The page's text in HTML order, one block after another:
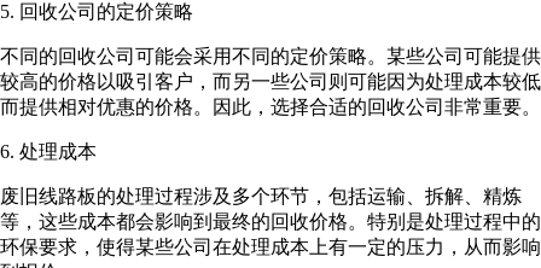
5. 回收公司的定价策略
不同的回收公司可能会采用不同的定价策略。某些公司可能提供
较高的价格以吸引客户，而另一些公司则可能因为处理成本较低
而提供相对优惠的价格。因此，选择合适的回收公司非常重要。
6. 处理成本
废旧线路板的处理过程涉及多个环节，包括运输、拆解、精炼
等，这些成本都会影响到最终的回收价格。特别是处理过程中的
环保要求，使得某些公司在处理成本上有一定的压力，从而影响